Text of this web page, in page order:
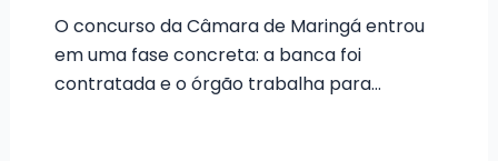
O concurso da Câmara de Maringá entrou
em uma fase concreta: a banca foi
contratada e o órgão trabalha para…